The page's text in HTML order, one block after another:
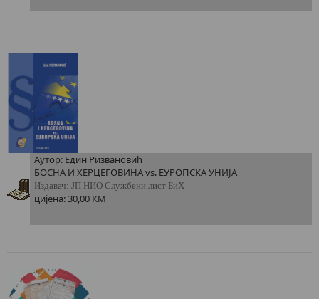
Аутор: Един Ризвановић
БОСНА И ХЕРЦЕГОВИНА vs. ЕУРОПСКА УНИЈА
Издавач: ЈП НИО Службени лист БиХ
цијена: 30,00 КМ